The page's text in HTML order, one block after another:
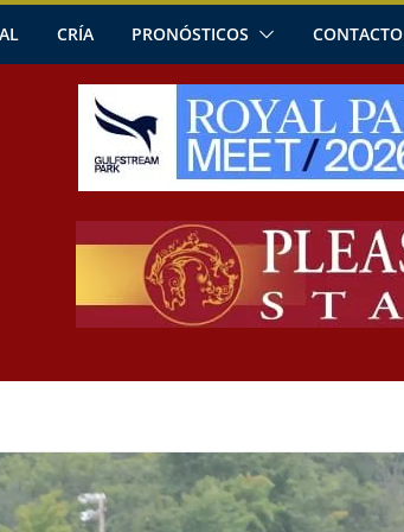
CRÍA PRONÓSTICOS CONTACTO